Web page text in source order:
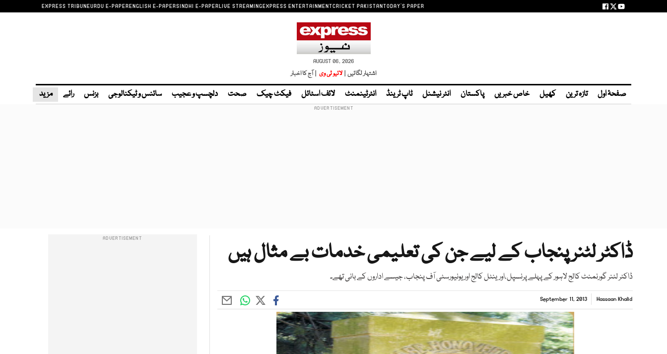
EXPRESS TRIBUNEURDU E-PAPERENGLISH E-PAPERSINDHI E-PAPERLIVE STREAMINGEXPRESS ENTERTAINMENTCRICKET PAKISTANTODAY'S PAPER
AUGUST 06, 2026
اشتہار لگائیں | لائیو ٹی وی | آج کا اخبار
صفحۂ اول تازہ ترین کھیل خاص خبریں پاکستان انٹر نیشنل ٹاپ ٹرینڈ انٹرٹینمنٹ لائف اسٹائل فیکٹ چیک صحت دلچسپ و عجیب سائنس و ٹیکنالوجی بزنس رائے مزید
ڈاکٹر لٹنر پنجاب کے لیے جن کی تعلیمی خدمات بے مثال ہیں
ڈاکٹر لٹنر گورنمنٹ کالج لاہور کے پہلے پرنسپل،اورینٹل کالج اور یونیورسٹی آف پنجاب، جیسے اداروں کے بانی تھے۔
Hassaan Khalid
September 11, 2013